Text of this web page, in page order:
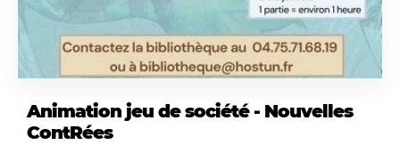
Animation jeu de société - Nouvelles
ContRées